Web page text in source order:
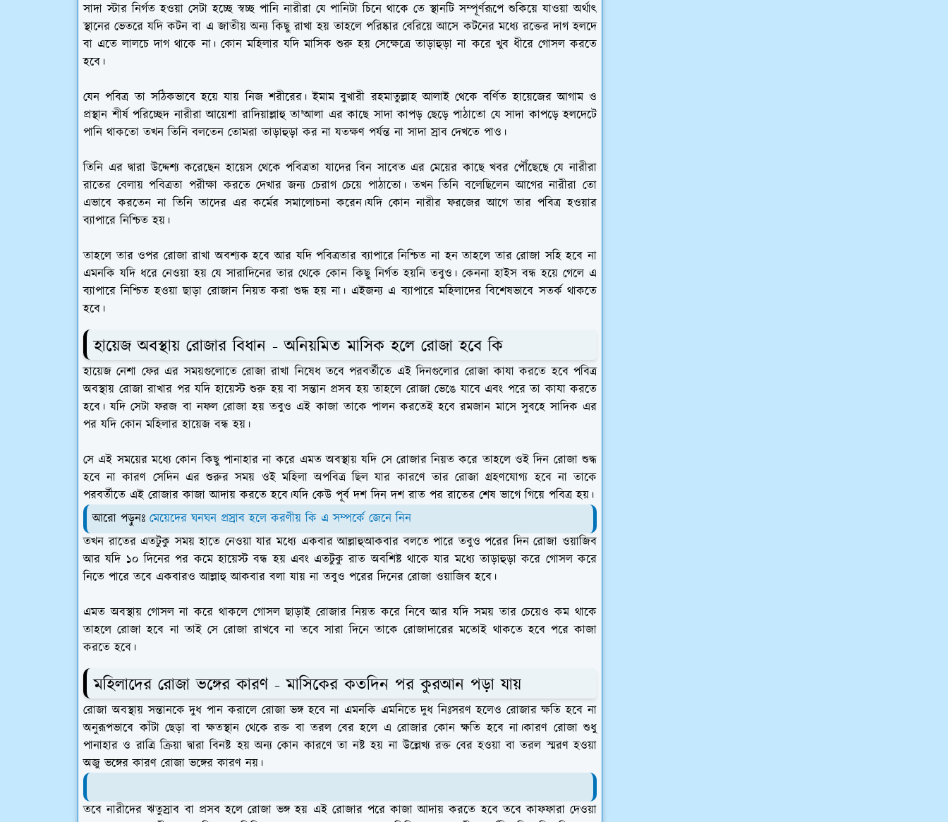
সাদা স্টার নির্গত হওয়া সেটা হচ্ছে স্বচ্ছ পানি নারীরা যে পানিটা চিনে থাকে তে স্থানটি সম্পূর্ণরূপে শুকিয়ে যাওয়া অর্থাৎ
স্থানের ভেতরে যদি কটন বা এ জাতীয় অন্য কিছু রাখা হয় তাহলে পরিষ্কার বেরিয়ে আসে কটনের মধ্যে রক্তের দাগ হলদে
বা এতে লালচে দাগ থাকে না। কোন মহিলার যদি মাসিক শুরু হয় সেক্ষেত্রে তাড়াহুড়া না করে খুব ধীরে গোসল করতে
হবে।
যেন পবিত্র তা সঠিকভাবে হয়ে যায় নিজ শরীরের। ইমাম বুখারী রহমাতুল্লাহ আলাই থেকে বর্ণিত হায়েজের আগাম ও
প্রস্থান শীর্ষ পরিচ্ছেদ নারীরা আয়েশা রাদিয়াল্লাহু তা'আলা এর কাছে সাদা কাপড় ছেড়ে পাঠাতো যে সাদা কাপড়ে হলদেটে
পানি থাকতো তখন তিনি বলতেন তোমরা তাড়াহুড়া কর না যতক্ষণ পর্যন্ত না সাদা স্রাব দেখতে পাও।
তিনি এর দ্বারা উদ্দেশ্য করেছেন হায়েস থেকে পবিত্রতা যাদের বিন সাবেত এর মেয়ের কাছে খবর পৌঁছেছে যে নারীরা
রাতের বেলায় পবিত্রতা পরীক্ষা করতে দেখার জন্য চেরাগ চেয়ে পাঠাতো। তখন তিনি বলেছিলেন আগের নারীরা তো
এভাবে করতেন না তিনি তাদের এর কর্মের সমালোচনা করেন।যদি কোন নারীর ফরজের আগে তার পবিত্র হওয়ার
ব্যাপারে নিশ্চিত হয়।
তাহলে তার ওপর রোজা রাখা অবশ্যক হবে আর যদি পবিত্রতার ব্যাপারে নিশ্চিত না হন তাহলে তার রোজা সহি হবে না
এমনকি যদি ধরে নেওয়া হয় যে সারাদিনের তার থেকে কোন কিছু নির্গত হয়নি তবুও। কেননা হাইস বন্ধ হয়ে গেলে এ
ব্যাপারে নিশ্চিত হওয়া ছাড়া রোজান নিয়ত করা শুদ্ধ হয় না। এইজন্য এ ব্যাপারে মহিলাদের বিশেষভাবে সতর্ক থাকতে
হবে।
হায়েজ অবস্থায় রোজার বিধান - অনিয়মিত মাসিক হলে রোজা হবে কি
হায়েজ নেশা ফের এর সময়গুলোতে রোজা রাখা নিষেধ তবে পরবর্তীতে এই দিনগুলোর রোজা কাযা করতে হবে পবিত্র
অবস্থায় রোজা রাখার পর যদি হায়েস্ট শুরু হয় বা সন্তান প্রসব হয় তাহলে রোজা ভেঙে যাবে এবং পরে তা কাযা করতে
হবে। যদি সেটা ফরজ বা নফল রোজা হয় তবুও এই কাজা তাকে পালন করতেই হবে রমজান মাসে সুবহে সাদিক এর
পর যদি কোন মহিলার হায়েজ বন্ধ হয়।
সে এই সময়ের মধ্যে কোন কিছু পানাহার না করে এমত অবস্থায় যদি সে রোজার নিয়ত করে তাহলে ওই দিন রোজা শুদ্ধ
হবে না কারণ সেদিন এর শুরুর সময় ওই মহিলা অপবিত্র ছিল যার কারণে তার রোজা গ্রহণযোগ্য হবে না তাকে
পরবর্তীতে এই রোজার কাজা আদায় করতে হবে।যদি কেউ পূর্ব দশ দিন দশ রাত পর রাতের শেষ ভাগে গিয়ে পবিত্র হয়।
আরো পড়ুনঃ মেয়েদের ঘনঘন প্রস্রাব হলে করণীয় কি এ সম্পর্কে জেনে নিন
তখন রাতের এতটুকু সময় হাতে নেওয়া যার মধ্যে একবার আল্লাহুআকবার বলতে পারে তবুও পরের দিন রোজা ওয়াজিব
আর যদি ১০ দিনের পর কমে হায়েস্ট বন্ধ হয় এবং এতটুকু রাত অবশিষ্ট থাকে যার মধ্যে তাড়াহুড়া করে গোসল করে
নিতে পারে তবে একবারও আল্লাহু আকবার বলা যায় না তবুও পরের দিনের রোজা ওয়াজিব হবে।
এমত অবস্থায় গোসল না করে থাকলে গোসল ছাড়াই রোজার নিয়ত করে নিবে আর যদি সময় তার চেয়েও কম থাকে
তাহলে রোজা হবে না তাই সে রোজা রাখবে না তবে সারা দিনে তাকে রোজাদারের মতোই থাকতে হবে পরে কাজা
করতে হবে।
মহিলাদের রোজা ভঙ্গের কারণ - মাসিকের কতদিন পর কুরআন পড়া যায়
রোজা অবস্থায় সন্তানকে দুধ পান করালে রোজা ভঙ্গ হবে না এমনকি এমনিতে দুধ নিঃসরণ হলেও রোজার ক্ষতি হবে না
অনুরূপভাবে কাঁটা ছেড়া বা ক্ষতস্থান থেকে রক্ত বা তরল বের হলে এ রোজার কোন ক্ষতি হবে না।কারণ রোজা শুধু
পানাহার ও রাত্রি ক্রিয়া দ্বারা বিনষ্ট হয় অন্য কোন কারণে তা নষ্ট হয় না উল্লেখ্য রক্ত বের হওয়া বা তরল স্মরণ হওয়া
অজু ভঙ্গের কারণ রোজা ভঙ্গের কারণ নয়।
তবে নারীদের ঋতুস্রাব বা প্রসব হলে রোজা ভঙ্গ হয় এই রোজার পরে কাজা আদায় করতে হবে তবে কাফফারা দেওয়া